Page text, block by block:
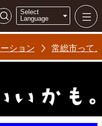
常総市シテ
検索
Select
Language
ション 常総市って